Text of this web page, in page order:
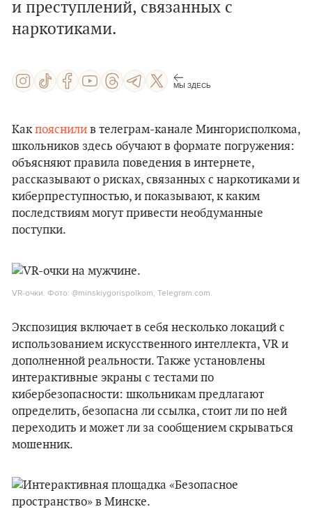
и преступлений, связанных с
наркотиками.
МЫ ЗДЕСЬ
Какпояснили в телеграм-канале Мингорисполкома,
школьников здесь обучают в формате погружения:
объясняют правила поведения в интернете,
рассказывают о рисках, связанных с наркотиками и
киберпреступностью, и показывают, к каким
последствиям могут привести необдуманные
поступки.
VR-очки. Фото: @minskiygorispolkom, Telegram.com.
Экспозиция включает в себя несколько локаций с
использованием искусственного интеллекта, VR и
дополненной реальности. Также установлены
интерактивные экраны с тестами по
кибербезопасности: школьникам предлагают
определить, безопасна ли ссылка, стоит ли по ней
переходить и может ли за сообщением скрываться
мошенник.